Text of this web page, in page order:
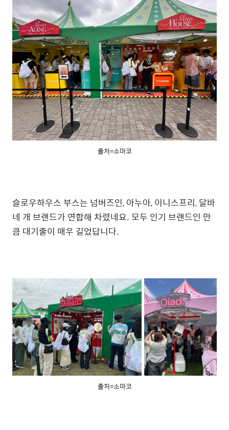
출처=소마코
슬로우하우스 부스는 넘버즈인, 아누아, 이니스프리, 달바
네 개 브랜드가 연합해 차렸네요. 모두 인기 브랜드인 만
큼 대기줄이 매우 길었답니다.
출처=소마코